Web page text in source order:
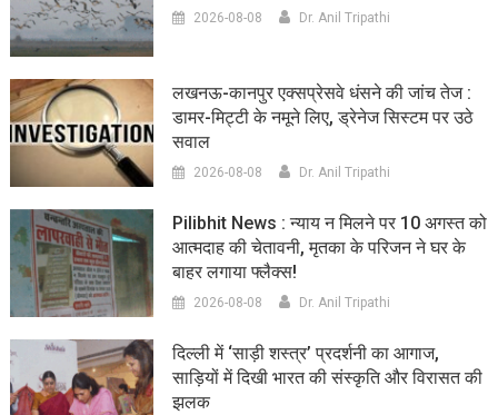
2026-08-08 Dr. Anil Tripathi
लखनऊ-कानपुर एक्सप्रेसवे धंसने की जांच तेज :
डामर-मिट्टी के नमूने लिए, ड्रेनेज सिस्टम पर उठे
सवाल
2026-08-08 Dr. Anil Tripathi
Pilibhit News : न्याय न मिलने पर 10 अगस्त को
आत्मदाह की चेतावनी, मृतका के परिजन ने घर के
बाहर लगाया फ्लैक्स!
2026-08-08 Dr. Anil Tripathi
दिल्ली में ‘साड़ी शस्त्र’ प्रदर्शनी का आगाज,
साड़ियों में दिखी भारत की संस्कृति और विरासत की
झलक